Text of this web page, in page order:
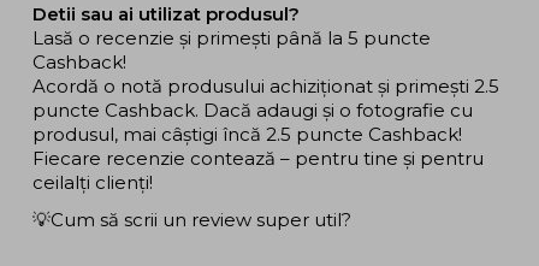
Detii sau ai utilizat produsul?
Lasă o recenzie și primești până la 5 puncte
Cashback!
Acordă o notă produsului achiziționat și primești 2.5
puncte Cashback. Dacă adaugi și o fotografie cu
produsul, mai câștigi încă 2.5 puncte Cashback!
Fiecare recenzie contează – pentru tine și pentru
ceilalți clienți!
💡Cum să scrii un review super util?